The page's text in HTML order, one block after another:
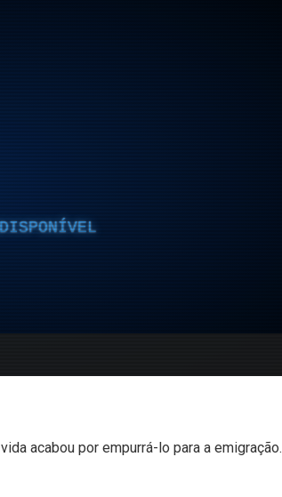
acabou por empurrá-lo para a emigração.